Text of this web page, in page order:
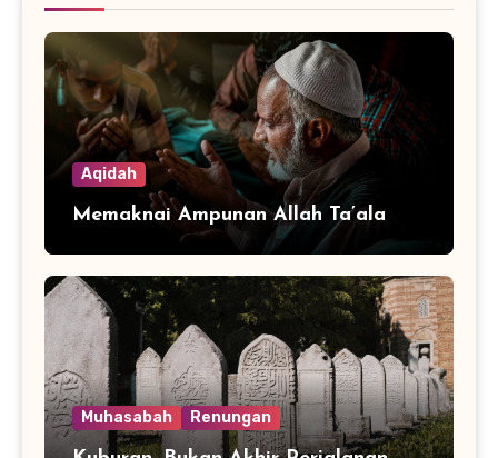
Aqidah
Memaknai Ampunan Allah Ta’ala
Muhasabah Renungan